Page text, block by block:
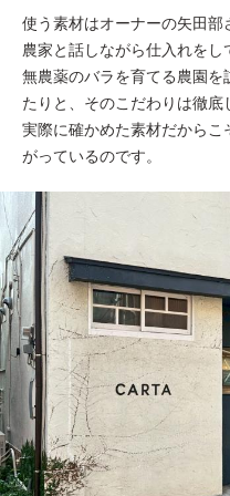
使う素材はオーナーの矢田部
農家と話しながら仕入れをし
無農薬のバラを育てる農園を
たりと、そのこだわりは徹底
実際に確かめた素材だから
がっているのです。